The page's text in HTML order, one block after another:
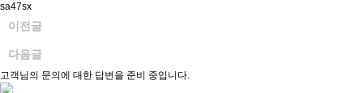
sa47sx
이전글
다음글
고객님의 문의에 대한 답변을 준비 중입니다.